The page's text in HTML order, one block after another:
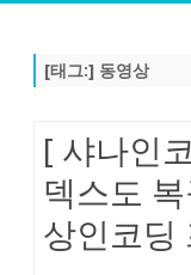
[태그:] 동영상
[ 샤나인
덱스도
상인코딩